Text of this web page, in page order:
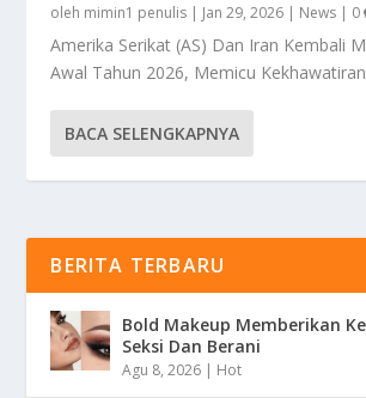
oleh mimin1 penulis | Jan 29, 2026 | News | 0
Amerika Serikat (AS) Dan Iran Kembali
Awal Tahun 2026, Memicu Kekhawatiran
BACA SELENGKAPNYA
BERITA TERBARU
Bold Makeup Memberikan
Seksi Dan Berani
Agu 8, 2026 | Hot